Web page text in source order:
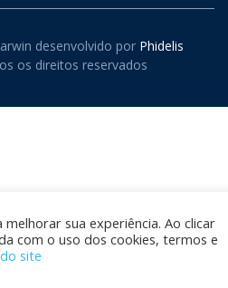
desenvolvido por Phidelis
os direitos reservados
sua experiência. Ao clicar
com o uso dos cookies, termos e
site